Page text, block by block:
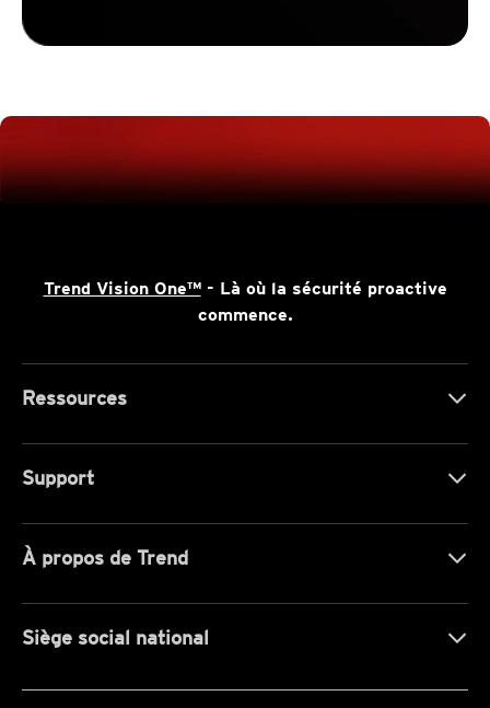
Trend Vision One™- Là où la sécurité proactive
commence.
Ressources
Support
À propos de Trend
Siège social national